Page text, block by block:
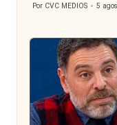
Publicado
Por CVC MEDIOS 5